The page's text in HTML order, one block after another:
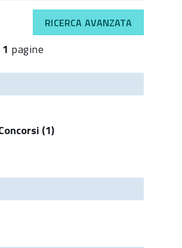
RICERCA AVANZATA
1 pagine
(1)